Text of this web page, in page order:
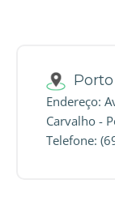
Endereço:
Carvalho -
Telefone: